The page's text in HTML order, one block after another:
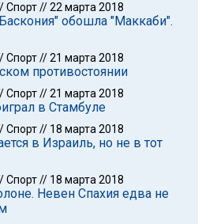
Спорт//22 марта 2018
обошла "Маккаби".
Спорт//21 марта 2018
противостоянии
Спорт//21 марта 2018
в Стамбуле
Спорт// 18 марта 2018
в Израиль, но не в тот
Спорт// 18 марта 2018
Невен Спахия едва не